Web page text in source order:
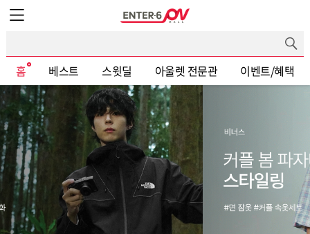
엔터식스몰 - 패션&라이프스타일몰
홈 베스트 스윗딜 아울렛 전문관 이벤트/혜택